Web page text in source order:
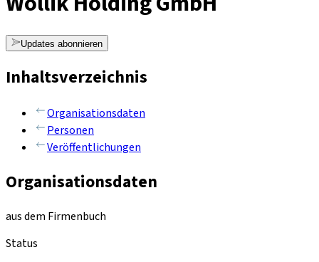
Updates abonnieren
Inhaltsverzeichnis
Organisationsdaten
Personen
Veröffentlichungen
Organisationsdaten
aus dem Firmenbuch
Status